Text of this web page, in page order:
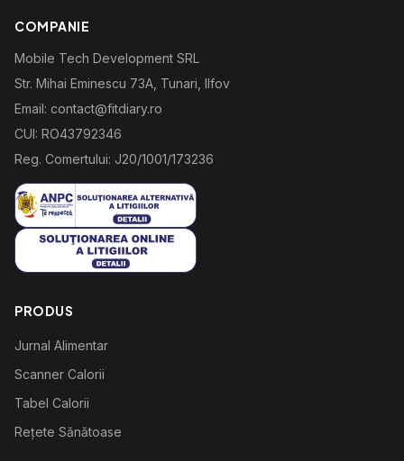
COMPANIE
Mobile Tech Development SRL
Str. Mihai Eminescu 73A, Tunari, Ilfov
Email: contact@fitdiary.ro
CUI: RO43792346
Reg. Comertului: J20/1001/173236
PRODUS
Jurnal Alimentar
Scanner Calorii
Tabel Calorii
Rețete Sănătoase